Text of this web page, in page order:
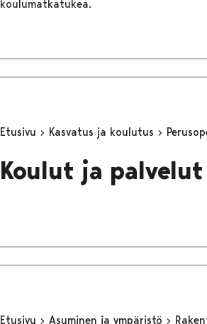
koulumatkatukea.
Etusivu Kasvatus ja koulutus
Koulut ja palvelut
Etusivu Asuminen ja ympäristö